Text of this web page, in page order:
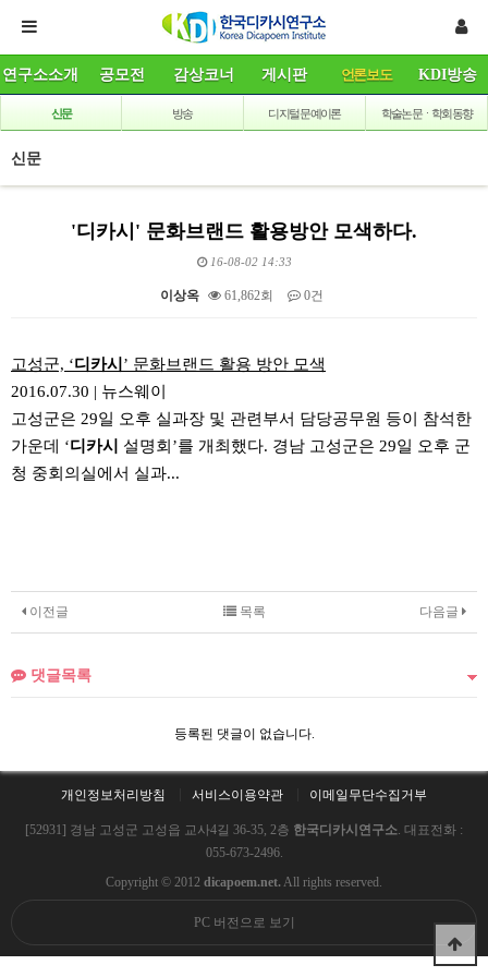
연구소소개 공모전 감상코너 게시판 언론보도 KDI방송
신문 방송 디지털 문예이론 학술논문ㆍ학회동향
신문
'디카시' 문화브랜드 활용방안 모색하다.
16-08-02 14:33
이상옥 61,862회 0건
고성군, ‘디카시 ’ 문화브랜드 활용 방안 모색
2016.07.30 | 뉴스웨이
고성군은 29일 오후 실과장 및 관련부서 담당공무원 등이 참석한
가운데 ‘디카시
설명회’를 개최했다. 경남 고성군은 29일 오후 군
청 중회의실에서 실과...
이전글 다음글
목록
댓글목록
등록된 댓글이 없습니다.
개인정보처리방침 서비스이용약관 이메일무단수집거부
[52931] 경남 고성군 고성읍 교사4길 36-35, 2층 한국디카시연구소. 대표전화 :
055-673-2496.
Copyright © 2012 dicapoem.net. All rights reserved.
PC 버전으로 보기